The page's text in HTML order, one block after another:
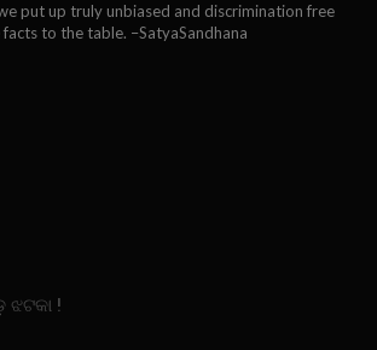
put up truly unbiased and discrimination free
to the table. –SatyaSandhana
!